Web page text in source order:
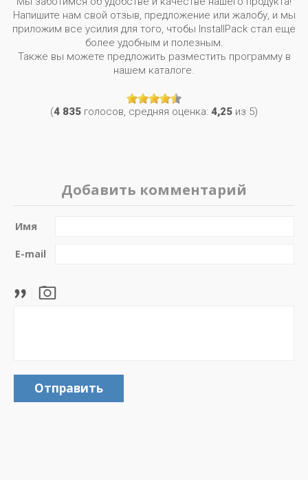
Напишите нам свой отзыв, предложение или жалобу, и мы
приложим все усилия для того, чтобы InstallPack стал еще
более удобным и полезным.
Также вы можете предложить разместить программу в
нашем каталоге.
(4 835 голосов, средняя оценка: 4,25 из 5)
Добавить комментарий
Имя
E-mail
Отправить